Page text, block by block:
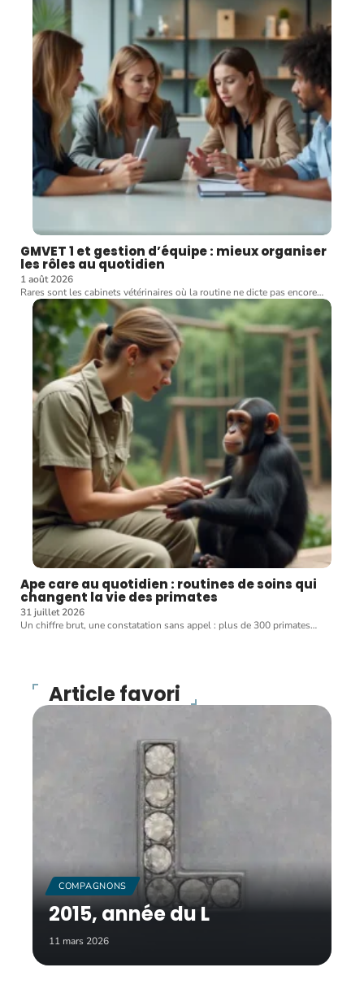
GMVET 1 et gestion d’équipe : mieux organiser
les rôles au quotidien
1 août 2026
Rares sont les cabinets vétérinaires où la routine ne dicte pas encore…
Ape care au quotidien : routines de soins qui
changent la vie des primates
31 juillet 2026
Un chiffre brut, une constatation sans appel : plus de 300 primates…
Article favori
COMPAGNONS
2015, année du L
11 mars 2026